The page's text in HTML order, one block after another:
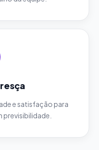
e satisfação para